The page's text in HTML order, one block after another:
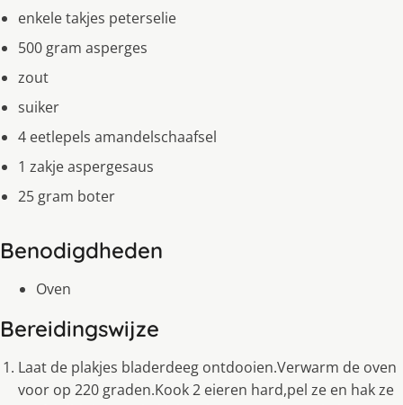
enkele takjes peterselie
500 gram asperges
zout
suiker
4 eetlepels amandelschaafsel
1 zakje aspergesaus
25 gram boter
Benodigdheden
Oven
Bereidingswijze
Laat de plakjes bladerdeeg ontdooien.Verwarm de oven
voor op 220 graden.Kook 2 eieren hard,pel ze en hak ze